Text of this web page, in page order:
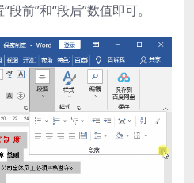
前”和“段后”数值即可。